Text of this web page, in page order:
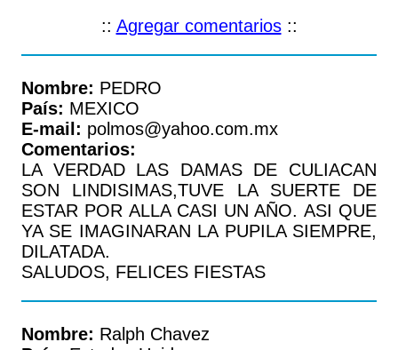
:: Agregar comentarios::
Nombre: PEDRO
País: MEXICO
E-mail: polmos@yahoo.com.mx
Comentarios:
LA VERDAD LAS DAMAS DE CULIACAN
SON LINDISIMAS,TUVE LA SUERTE DE
ESTAR POR ALLA CASI UN AÑO. ASI QUE
YA SE IMAGINARAN LA PUPILA SIEMPRE,
DILATADA.
SALUDOS, FELICES FIESTAS
Nombre: Ralph Chavez